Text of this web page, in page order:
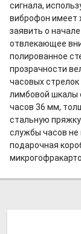
сигнала,
виброфон имеет
заявить о
отвлекающее
полированное
прозрачности
часовых
лимбовой шкалы
часов 36 мм,
стальную
службы часов не
подарочная